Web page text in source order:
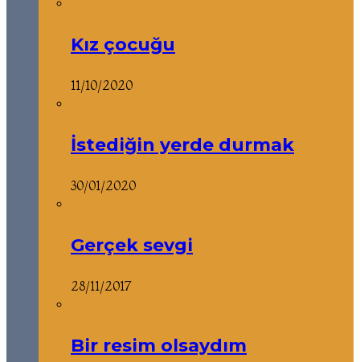
Kız çocuğu
11/10/2020
İstediğin yerde durmak
30/01/2020
Gerçek sevgi
28/11/2017
Bir resim olsaydım